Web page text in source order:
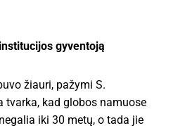
gyventoją
žiauri, pažymi S.
tvarka, kad globos namuose
iki 30 metų, o tada jie